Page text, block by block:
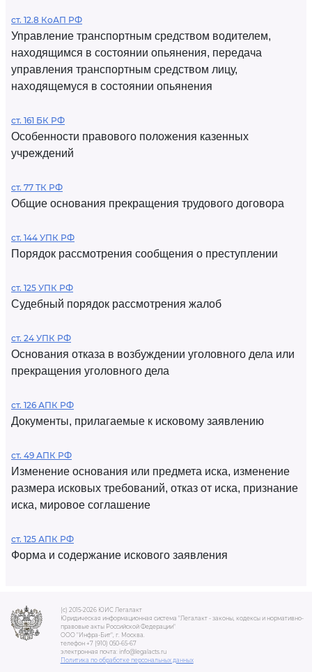
ст. 12.8 КоАП РФ
Управление транспортным средством водителем,
находящимся в состоянии опьянения, передача
управления транспортным средством лицу,
находящемуся в состоянии опьянения
ст. 161 БК РФ
Особенности правового положения казенных
учреждений
ст. 77 ТК РФ
Общие основания прекращения трудового договора
ст. 144 УПК РФ
Порядок рассмотрения сообщения о преступлении
ст. 125 УПК РФ
Судебный порядок рассмотрения жалоб
ст. 24 УПК РФ
Основания отказа в возбуждении уголовного дела или
прекращения уголовного дела
ст. 126 АПК РФ
Документы, прилагаемые к исковому заявлению
ст. 49 АПК РФ
Изменение основания или предмета иска, изменение
размера исковых требований, отказ от иска, признание
иска, мировое соглашение
ст. 125 АПК РФ
Форма и содержание искового заявления
(c) 2015-2026 ЮИС Легалакт
Юридическая информационная система "Легалакт - законы, кодексы и нормативно-
правовые акты Российской Федерации"
ООО "Инфра-Бит", г. Москва.
телефон +7 (910) 050-65-67
электронная почта: info@legalacts.ru
Политика по обработке персональных данных